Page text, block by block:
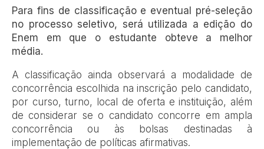
Para fins de classificação e eventual pré-seleção
no processo seletivo, será utilizada a edição do
Enem em que o estudante obteve a melhor
média.
A classificação ainda observará a modalidade de
concorrência escolhida na inscrição pelo candidato,
por curso, turno, local de oferta e instituição, além
de considerar se o candidato concorre em ampla
concorrência ou às bolsas destinadas à
implementação de políticas afirmativas.